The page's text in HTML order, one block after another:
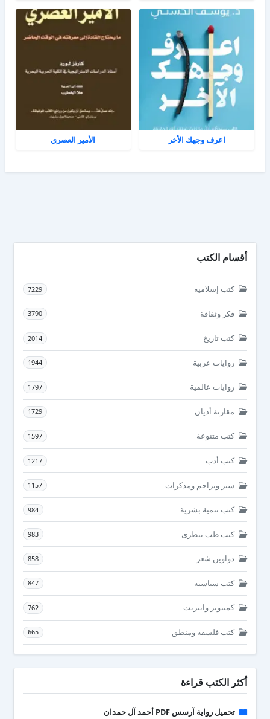
اعرف وجهك الأخر الأمير العصري
أقسام الكتب
كتب إسلامية 7229
فكر وثقافة 3790
كتب تاريخ 2014
روايات عربية 1944
روايات عالمية 1797
مقارنة أديان 1729
كتب متنوعة 1597
كتب أدب 1217
سير وتراجم ومذكرات 1157
كتب تنمية بشرية 984
كتب طب بيطرى 983
دواوين شعر 858
كتب سياسية 847
كمبيوتر وانترنت 762
كتب فلسفة ومنطق 665
أكثر الكتب قراءة
تحميل رواية آرسس PDF أحمد آل حمدان